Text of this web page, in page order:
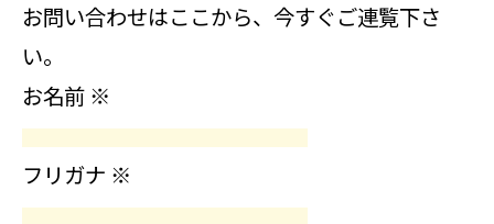
お問い合わせはここから、今すぐご連覧下さ
い。
お名前 ※
フリガナ ※